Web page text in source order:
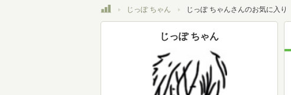
トップじっぽ ちゃん じっぽ ちゃんさんのお気に入り
じっぽ ちゃん